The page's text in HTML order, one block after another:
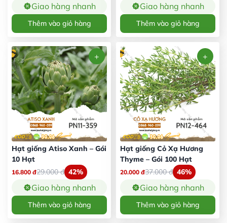
Giao hàng nhanh
Thêm vào giỏ hàng
Giao hàng nhanh
Thêm vào giỏ hàng
Hạt giống Atiso Xanh – Gói
10 Hạt
16.800 đ29.000đ 42%
Giao hàng nhanh
Thêm vào giỏ hàng
Hạt giống Cỏ Xạ Hương
Thyme – Gói 100 Hạt
20.000 đ37.000đ 46%
Giao hàng nhanh
Thêm vào giỏ hàng